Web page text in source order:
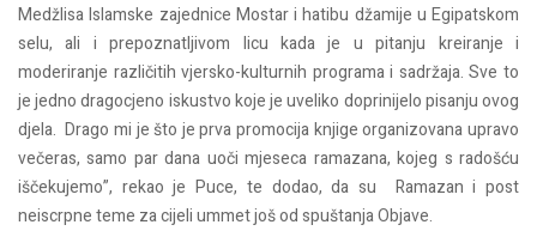
Medžlisa Islamske zajednice Mostar i hatibu džamije u Egipatskom
selu, ali i prepoznatljivom licu kada je u pitanju kreiranje i
moderiranje različitih vjersko-kulturnih programa i sadržaja. Sve to
je jedno dragocjeno iskustvo koje je uveliko doprinijelo pisanju ovog
djela. Drago mi je što je prva promocija knjige organizovana upravo
večeras, samo par dana uoči mjeseca ramazana, kojeg s radošću
iščekujemo”, rekao je Puce, te dodao, da su Ramazan i post
neiscrpne teme za cijeli ummet još od spuštanja Objave.